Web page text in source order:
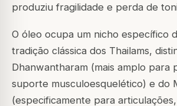
produziu fragilidade e perda de
O óleo ocupa um nicho específico
tradição clássica dos Thailams,
Dhanwantharam (mais amplo para
suporte musculoesquelético) e do
(especificamente para